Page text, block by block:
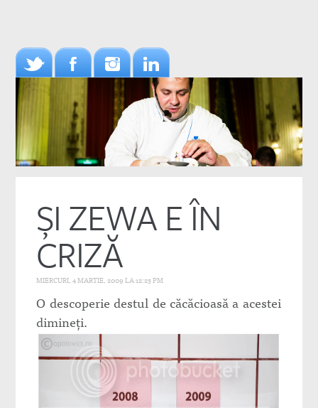
ŞI ZEWA E ÎN
CRIZĂ
MIERCURI, 4 MARTIE, 2009 LA 12:23 PM
O descoperie destul de căcăcioasă a acestei
dimineţi.